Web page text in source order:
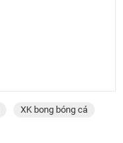
XK bong bóng cá